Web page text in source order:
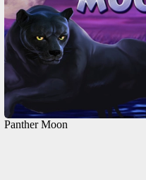
Panther Moon